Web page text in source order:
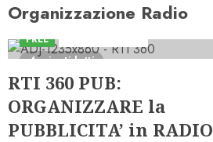
Organizzazione Radio
4 minuti letti
FREE
RTI 360 PUB:
ORGANIZZARE la
PUBBLICITA’ in RADIO